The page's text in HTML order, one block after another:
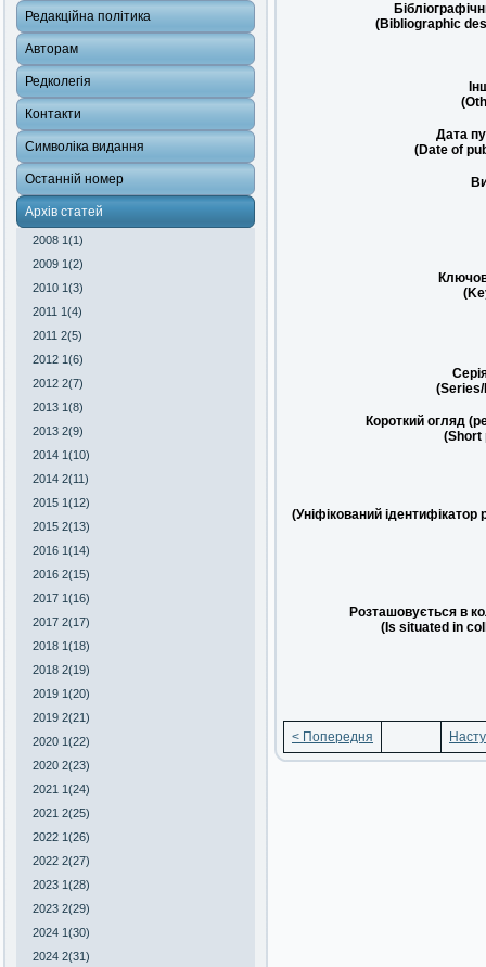
Редакційна політика
Авторам
Редколегія
Контакти
Символіка видання
Останній номер
Архів статей
2008 1(1)
2009 1(2)
2010 1(3)
2011 1(4)
2011 2(5)
2012 1(6)
2012 2(7)
2013 1(8)
2013 2(9)
2014 1(10)
2014 2(11)
2015 1(12)
2015 2(13)
2016 1(14)
2016 2(15)
2017 1(16)
2017 2(17)
2018 1(18)
2018 2(19)
2019 1(20)
2019 2(21)
2020 1(22)
2020 2(23)
2021 1(24)
2021 2(25)
2022 1(26)
2022 2(27)
2023 1(28)
2023 2(29)
2024 1(30)
2024 2(31)
(Bibliographic
Дата
(Date of
Короткий огляд
(Short
(Уніфікований ідентифікатор
Розташовується в
(Is situated in
< Попередня